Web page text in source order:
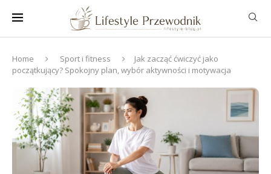
Home Sport i fitness
Jak zacząć ćwiczyć jako
początkujący? Spokojny plan, wybór aktywności i motywacja